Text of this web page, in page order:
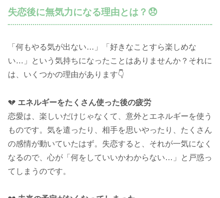
失恋後に無気力になる理由とは？😞
「何もやる気が出ない…」「好きなことすら楽しめな
い…」という気持ちになったことはありませんか？それに
は、いくつかの理由があります👇
💔 エネルギーをたくさん使った後の疲労
恋愛は、楽しいだけじゃなくて、意外とエネルギーを使う
ものです。気を遣ったり、相手を思いやったり、たくさん
の感情が動いていたはず。失恋すると、それが一気になく
なるので、心が「何をしていいかわからない…」と戸惑っ
てしまうのです。